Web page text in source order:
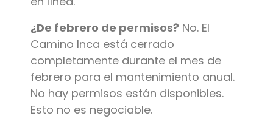
¿De febrero de permisos? No. El
Camino Inca está cerrado
completamente durante el mes de
febrero para el mantenimiento anual.
No hay permisos están disponibles.
Esto no es negociable.